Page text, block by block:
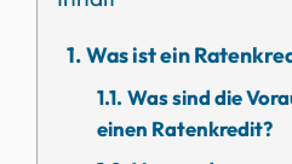
Was ist ein
Was sind die
einen Ratenkredit?